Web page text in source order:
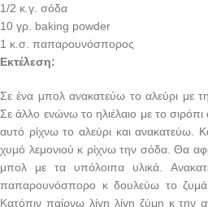
1/2 κ.γ. σόδα
10 γρ. baking powder
1 κ.σ. παπαρουνόσπορος
Εκτέλεση:
Σε ένα μπολ ανακατεύω το αλεύρι με
Σε άλλο ενώνω το ηλιέλαιο με το
αυτό ρίχνω το αλεύρι και ανακατεύω.
χυμό λεμονιού κ ρίχνω την σόδα. Θα
μπολ με τα υπόλοιπα υλικά.
παπαρουνόσπορο κ δουλεύω το
Κατόπιν παίρνω λίγη λίγη ζύμη κ την